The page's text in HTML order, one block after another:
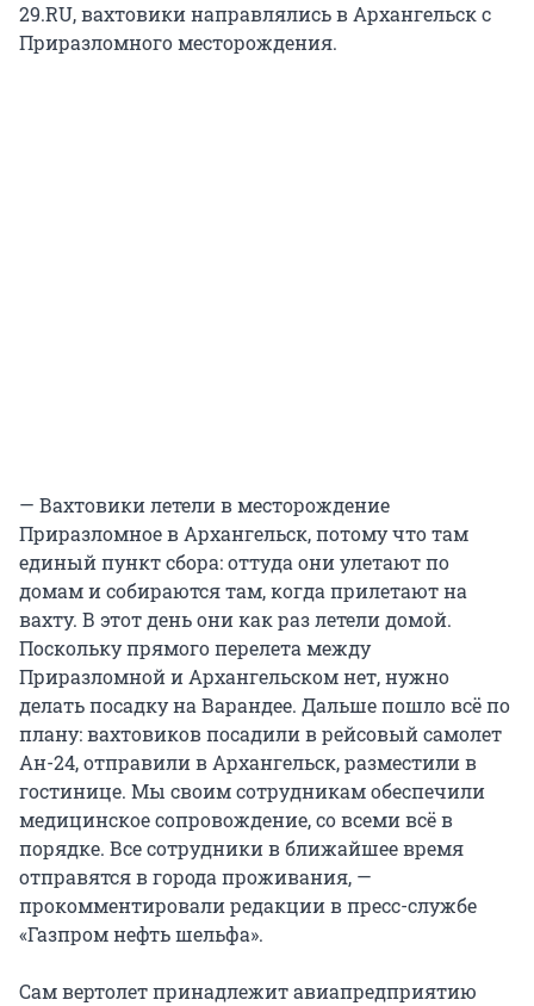
29.RU, вахтовики направлялись в Архангельск с
Приразломного месторождения.
— Вахтовики летели в месторождение
Приразломное в Архангельск, потому что там
единый пункт сбора: оттуда они улетают по
домам и собираются там, когда прилетают на
вахту. В этот день они как раз летели домой.
Поскольку прямого перелета между
Приразломной и Архангельском нет, нужно
делать посадку на Варандее. Дальше пошло всё по
плану: вахтовиков посадили в рейсовый самолет
Ан-24, отправили в Архангельск, разместили в
гостинице. Мы своим сотрудникам обеспечили
медицинское сопровождение, со всеми всё в
порядке. Все сотрудники в ближайшее время
отправятся в города проживания, —
прокомментировали редакции в пресс-службе
«Газпром нефть шельфа».
Сам вертолет принадлежит авиапредприятию